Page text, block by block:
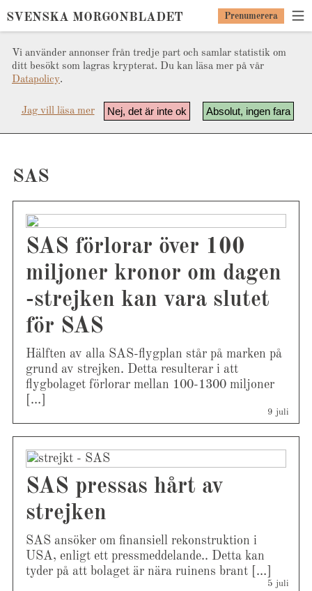
Vi använder annonser från tredje part och samlar statistik om
ditt besökt som lagras krypterat. Du kan läsa mer på vår
Datapolicy.
Absolut, ingen fara
Nej, det är inte ok
Jag vill läsa mer
SVENSKA MORGONBLADET Prenumerera
SAS
SAS förlorar över 100
miljoner kronor om dagen
-strejken kan vara slutet
för SAS
Hälften av alla SAS-flygplan står på marken på
grund av strejken. Detta resulterar i att
flygbolaget förlorar mellan 100-1300 miljoner
[…]
9 juli
SAS pressas hårt av
strejken
SAS ansöker om finansiell rekonstruktion i
USA, enligt ett pressmeddelande.. Detta kan
tyder på att bolaget är nära ruinens brant […]
5 juli